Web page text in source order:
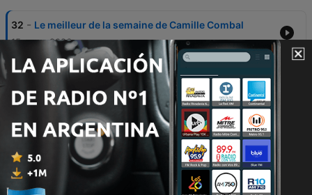
32 - Le meilleur de la semaine de Camille Combal
15 mayo 2026
31 - Le meilleur de la semaine de Camille Combal
Le meilleur de la semaine de Camille Combal
10 abr. 2026
28 - Le meilleur de la semaine de Camille Combal
03 abr. 2026